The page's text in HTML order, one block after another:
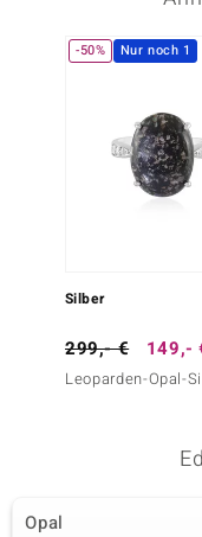
-50% Nur noch 1
Silber
299,- € 149,-
Leoparden-Opal-
Opal